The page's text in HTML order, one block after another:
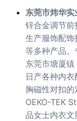
东莞市炜华实
锌合金调节
生产服饰配
等多种产品
东莞市塘厦镇
日产各种内
胸磁性对扣
OEKO-TEK
品女士内衣